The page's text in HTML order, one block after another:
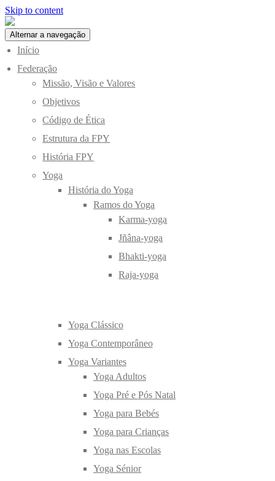
Skip to content
Alternar a navegação
Início
Federação
Missão, Visão e Valores
Objetivos
Código de Ética
Estrutura da FPY
História FPY
Yoga
História do Yoga
Ramos do Yoga
Karma-yoga
Jñâna-yoga
Bhakti-yoga
Raja-yoga
Yoga Clássico
Yoga Contemporâneo
Yoga Variantes
Yoga Adultos
Yoga Pré e Pós Natal
Yoga para Bebés
Yoga para Crianças
Yoga nas Escolas
Yoga Sénior